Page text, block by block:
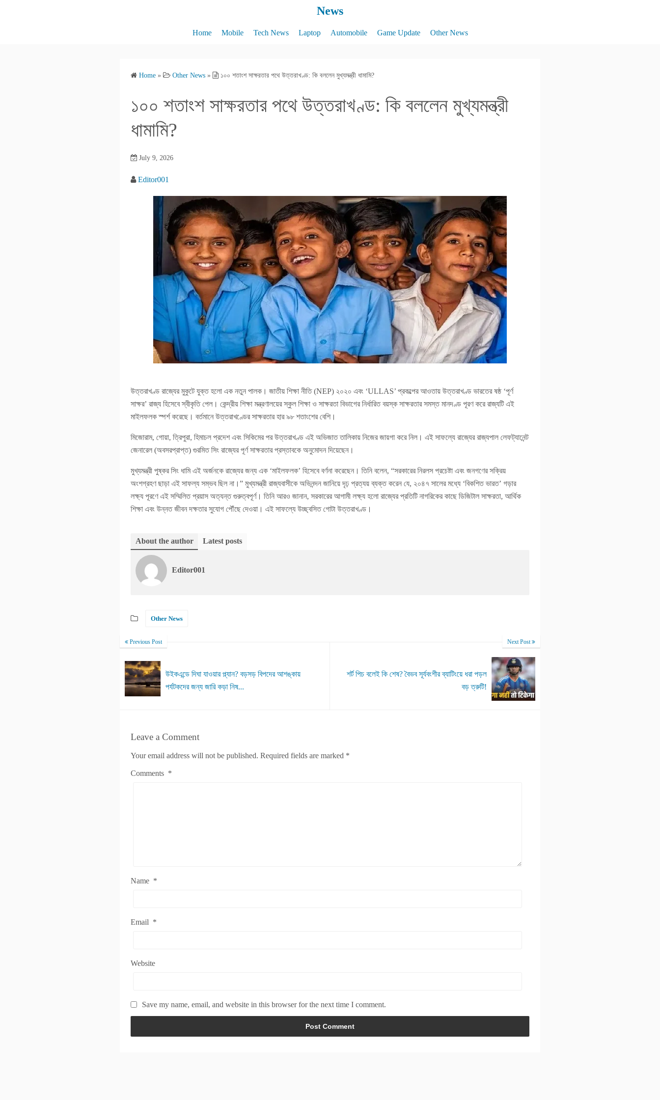
News
Home Mobile Tech News Laptop Automobile Game Update Other News
Home » Other News » ১০০ শতাংশ সাক্ষরতার পথে উত্তরাখণ্ড: কি বললেন মুখ্যমন্ত্রী ধামামি?
১০০ শতাংশ সাক্ষরতার পথে উত্তরাখণ্ড: কি বললেন মুখ্যমন্ত্রী
ধামামি?
July 9, 2026
Editor001
উত্তরাখণ্ড রাজ্যের মুকুটে যুক্ত হলো এক নতুন পালক। জাতীয় শিক্ষা নীতি (NEP) ২০২০ এবং ‘ULLAS’ প্রকল্পের আওতায় উত্তরাখণ্ড ভারতের ষষ্ঠ ‘পূর্ণ
সাক্ষর’ রাজ্য হিসেবে স্বীকৃতি পেল। কেন্দ্রীয় শিক্ষা মন্ত্রণালয়ের স্কুল শিক্ষা ও সাক্ষরতা বিভাগের নির্ধারিত বয়স্ক সাক্ষরতার সমস্ত মানদণ্ড পূরণ করে রাজ্যটি এই
মাইলফলক স্পর্শ করেছে। বর্তমানে উত্তরাখণ্ডের সাক্ষরতার হার ৯৮ শতাংশের বেশি।
মিজোরাম, গোয়া, ত্রিপুরা, হিমাচল প্রদেশ এবং সিকিমের পর উত্তরাখণ্ড এই অভিজাত তালিকায় নিজের জায়গা করে নিল। এই সাফল্যে রাজ্যের রাজ্যপাল লেফট্যানেন্ট
জেনারেল (অবসরপ্রাপ্ত) গুরমিত সিং রাজ্যের পূর্ণ সাক্ষরতার প্রস্তাবকে অনুমোদন দিয়েছেন।
মুখ্যমন্ত্রী পুষ্কর সিং ধামি এই অর্জনকে রাজ্যের জন্য এক ‘মাইলফলক’ হিসেবে বর্ণনা করেছেন। তিনি বলেন, “সরকারের নিরলস প্রচেষ্টা এবং জনগণের সক্রিয়
অংশগ্রহণ ছাড়া এই সাফল্য সম্ভব ছিল না।” মুখ্যমন্ত্রী রাজ্যবাসীকে অভিনন্দন জানিয়ে দৃঢ় প্রত্যয় ব্যক্ত করেন যে, ২০৪৭ সালের মধ্যে ‘বিকশিত ভারত’ গড়ার
লক্ষ্য পূরণে এই সম্মিলিত প্রয়াস অত্যন্ত গুরুত্বপূর্ণ। তিনি আরও জানান, সরকারের আগামী লক্ষ্য হলো রাজ্যের প্রতিটি নাগরিকের কাছে ডিজিটাল সাক্ষরতা, আর্থিক
শিক্ষা এবং উন্নত জীবন দক্ষতার সুযোগ পৌঁছে দেওয়া। এই সাফল্যে উচ্ছ্বসিত গোটা উত্তরাখণ্ড।
About the author Latest posts
Editor001
Other News
Previous Post
উইকএন্ডে দিঘা যাওয়ার প্ল্যান? বড়সড় বিপদের আশঙ্কায়
পর্যটকদের জন্য জারি কড়া নিষ...
Next Post
শর্ট পিচ বলেই কি শেষ? বৈভব সূর্যবংশীর ব্যাটিংয়ে ধরা পড়ল
বড় ত্রুটি!
Leave a Comment
Your email address will not be published. Required fields are marked *
Comments *
Name *
Email *
Website
Save my name, email, and website in this browser for the next time I comment.